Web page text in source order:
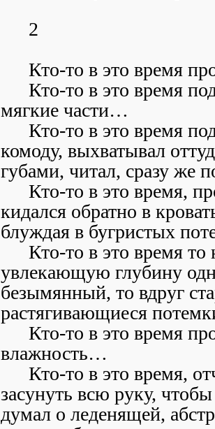
2
Кто-то в это время
Кто-то в это время
мягкие части…
Кто-то в это время
комоду, выхватывал
губами, читал, сразу же
Кто-то в это время,
кидался обратно в
блуждая в бугристых
Кто-то в это время
увлекающую глубину
безымянный, то вдруг
растягивающиеся
Кто-то в это время
влажность…
Кто-то в это время,
засунуть всю руку,
думал о леденящей,